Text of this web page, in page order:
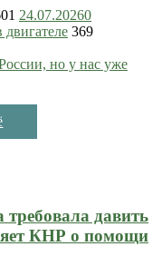
24.07.20260
369
но у нас уже
давить
КНР о помощи